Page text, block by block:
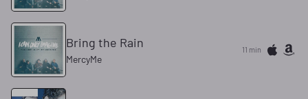
Bring the Rain
MercyMe
11 min